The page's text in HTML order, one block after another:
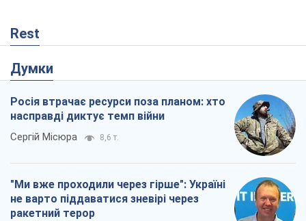
Rest
Думки
Росія втрачає ресурси поза планом: хто
насправді диктує темп війни
Сергій Місюра 8,6 т.
"Ми вже проходили через гірше": Україні
не варто піддаватися зневірі через
ракетний терор